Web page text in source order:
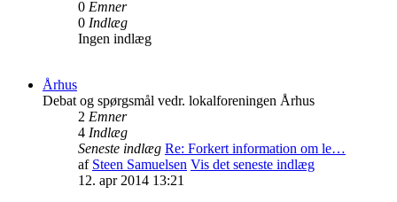
0 Emner
0 Indlæg
Ingen indlæg
Århus
Debat og spørgsmål vedr. lokalforeningen Århus
2 Emner
4 Indlæg
Seneste indlæg Re: Forkert information om le…
af Steen Samuelsen Vis det seneste indlæg
12. apr 2014 13:21